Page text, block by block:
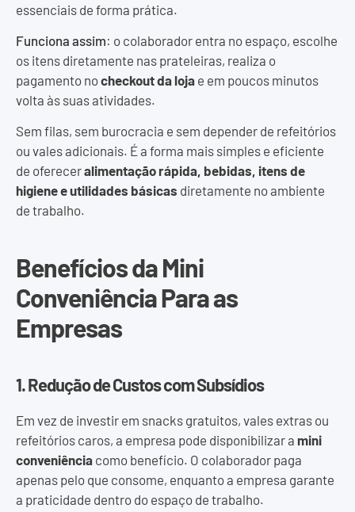
essenciais de forma prática.
Funciona assim: o colaborador entra no espaço, escolhe
os itens diretamente nas prateleiras, realiza o
pagamento nocheckout da loja e em poucos minutos
volta às suas atividades.
Sem filas, sem burocracia e sem depender de refeitórios
ou vales adicionais. É a forma mais simples e eficiente
de ofereceralimentação rápida, bebidas, itens de
higiene e utilidades básicas diretamente no ambiente
de trabalho.
Benefícios da Mini
Conveniência Para as
Empresas
1. Redução de Custos com Subsídios
Em vez de investir em snacks gratuitos, vales extras ou
refeitórios caros, a empresa pode disponibilizar a mini
conveniência como benefício. O colaborador paga
apenas pelo que consome, enquanto a empresa garante
a praticidade dentro do espaço de trabalho.